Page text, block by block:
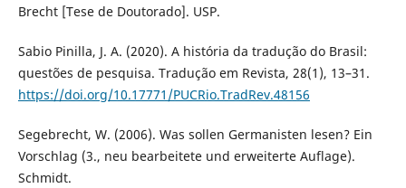
Brecht [Tese de Doutorado]. USP.
Sabio Pinilla, J. A. (2020). A história da tradução do Brasil:
questões de pesquisa. Tradução em Revista, 28(1), 13–31.
https://doi.org/10.17771/PUCRio.TradRev.48156
Segebrecht, W. (2006). Was sollen Germanisten lesen? Ein
Vorschlag (3., neu bearbeitete und erweiterte Auflage).
Schmidt.